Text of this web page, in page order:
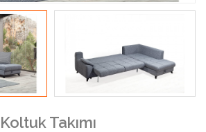
Takımı